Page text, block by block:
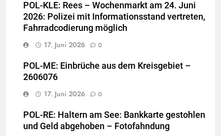
POL-KLE: Rees – Wochenmarkt am 24. Juni
2026: Polizei mit Informationsstand vertreten,
Fahrradcodierung möglich
17. Juni 2026
0
POL-ME: Einbrüche aus dem Kreisgebiet –
2606076
17. Juni 2026
0
POL-RE: Haltern am See: Bankkarte gestohlen
und Geld abgehoben – Fotofahndung